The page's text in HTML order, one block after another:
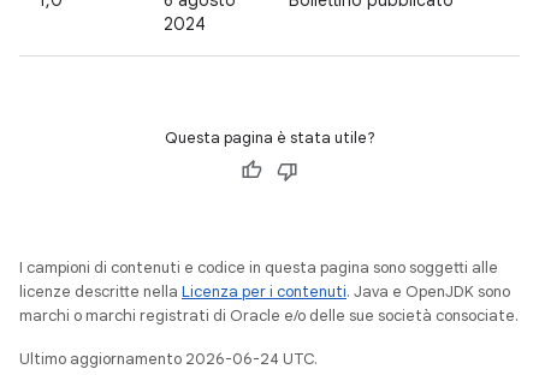
2024
Questa pagina è stata utile?
I campioni di contenuti e codice in questa pagina sono soggetti alle
licenze descritte nella Licenza per i contenuti. Java e OpenJDK sono
marchi o marchi registrati di Oracle e/o delle sue società consociate.
Ultimo aggiornamento 2026-06-24 UTC.